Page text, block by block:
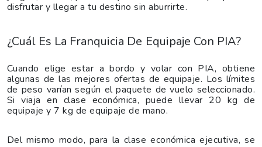
disfrutar y llegar a tu destino sin aburrirte.
¿Cuál Es La Franquicia De Equipaje Con PIA?
Cuando elige estar a bordo y volar con PIA, obtiene
algunas de las mejores ofertas de equipaje. Los límites
de peso varían según el paquete de vuelo seleccionado.
Si viaja en clase económica, puede llevar 20 kg de
equipaje y 7 kg de equipaje de mano.
Del mismo modo, para la clase económica ejecutiva, se